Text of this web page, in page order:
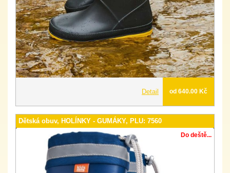
Detail od 640.00 Kč
Dětská obuv, HOLÍNKY - GUMÁKY, PLU: 7560
Do deště...